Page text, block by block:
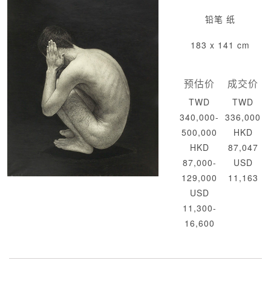
铅笔 纸
183 x 141 cm
预估价
TWD
340,000-
500,000
HKD
87,000-
129,000
USD
11,300-
16,600
成交价
TWD
336,000
HKD
87,047
USD
11,163